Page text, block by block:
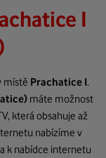
I
místě Prachatice I.
máte možnost
která obsahuje až
nabízíme v
a k nabídce internetu